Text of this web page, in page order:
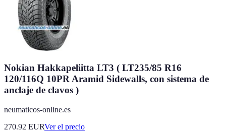
Nokian Hakkapeliitta LT3 ( LT235/85 R16
120/116Q 10PR Aramid Sidewalls, con sistema de
anclaje de clavos )
neumaticos-online.es
270.92 EURVer el precio